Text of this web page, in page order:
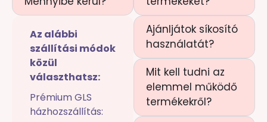
Az alábbi
szállítási módok
közül
választhatsz:
Prémium GLS
házhozszállítás:
Ajánljátok síkosító
használatát?
Mit kell tudni az
elemmel működő
termékekről?